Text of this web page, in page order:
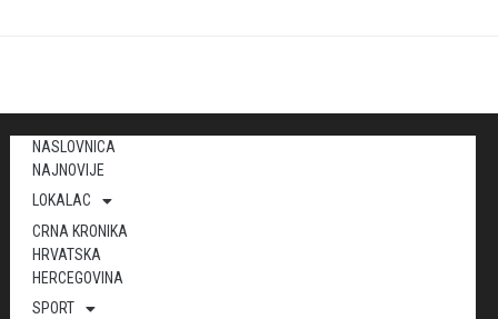
NASLOVNICA
NAJNOVIJE
LOKALAC
CRNA KRONIKA
HRVATSKA
HERCEGOVINA
SPORT